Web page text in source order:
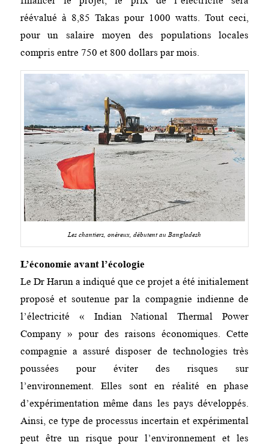
réévalué à 8,85 Takas pour 1000 watts. Tout ceci,
pour un salaire moyen des populations locales
compris entre 750 et 800 dollars par mois.
Les chantiers, onéreux, débutent au Bangladesh
L’économie avant l’écologie
Le Dr Harun a indiqué que ce projet a été initialement
proposé et soutenue par la compagnie indienne de
l’électricité « Indian National Thermal Power
Company » pour des raisons économiques. Cette
compagnie a assuré disposer de technologies très
poussées pour éviter des risques sur
l’environnement. Elles sont en réalité en phase
d’expérimentation même dans les pays développés.
Ainsi, ce type de processus incertain et expérimental
peut être un risque pour l’environnement et les